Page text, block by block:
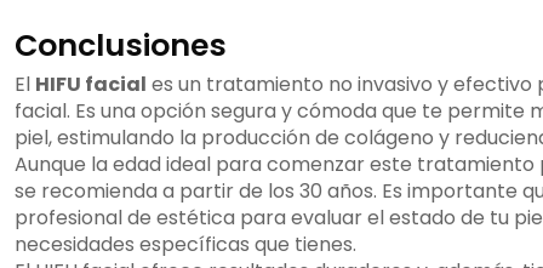
Conclusiones
El HIFU facial es un tratamiento no invasivo y
facial. Es una opción segura y cómoda que te permite
piel, estimulando la producción de colágeno y
Aunque la edad ideal para comenzar este
se recomienda a partir de los 30 años. Es importante
profesional de estética para evaluar el estado de tu
necesidades específicas que tienes.